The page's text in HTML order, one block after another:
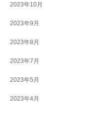
2023年10月
2023年9月
2023年8月
2023年7月
2023年5月
2023年4月